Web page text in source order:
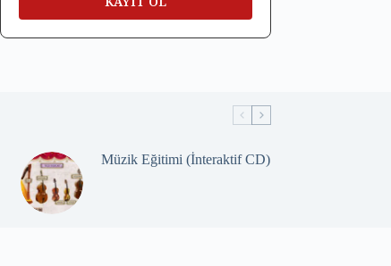
Müzik Eğitimi (İnteraktif CD)